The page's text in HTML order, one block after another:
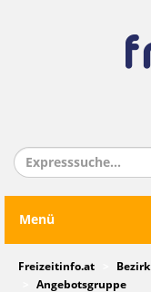
Menü
Freizeitinfo.at Bezirk
Angebotsgruppe